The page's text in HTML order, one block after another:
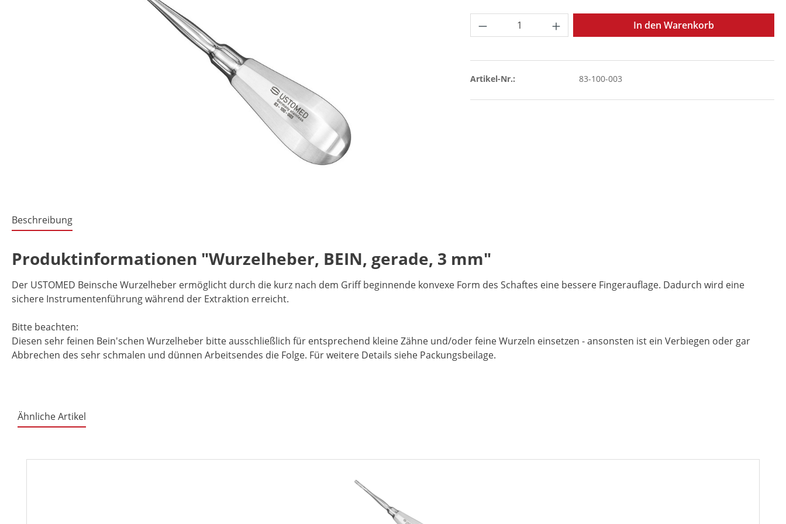
Produkt Anzahl: Gib den gewünschten Wert
In den Warenkorb
Artikel-Nr.: 83-100-003
Beschreibung
Produktinformationen "Wurzelheber, BEIN, gerade, 3 mm"
Der USTOMED Beinsche Wurzelheber ermöglicht durch die kurz nach dem Griff beginnende konvexe Form des Schaftes eine bessere Fingerauflage. Dadurch wird eine
sichere Instrumentenführung während der Extraktion erreicht.
Bitte beachten:
Diesen sehr feinen Bein'schen Wurzelheber bitte ausschließlich für entsprechend kleine Zähne und/oder feine Wurzeln einsetzen - ansonsten ist ein Verbiegen oder gar
Abbrechen des sehr schmalen und dünnen Arbeitsendes die Folge. Für weitere Details siehe Packungsbeilage.
Ähnliche Artikel